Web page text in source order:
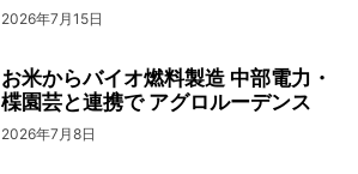
2026年7月15日
お米からバイオ燃料製造 中部電力・
楪園芸と連携で アグロルーデンス
2026年7月8日